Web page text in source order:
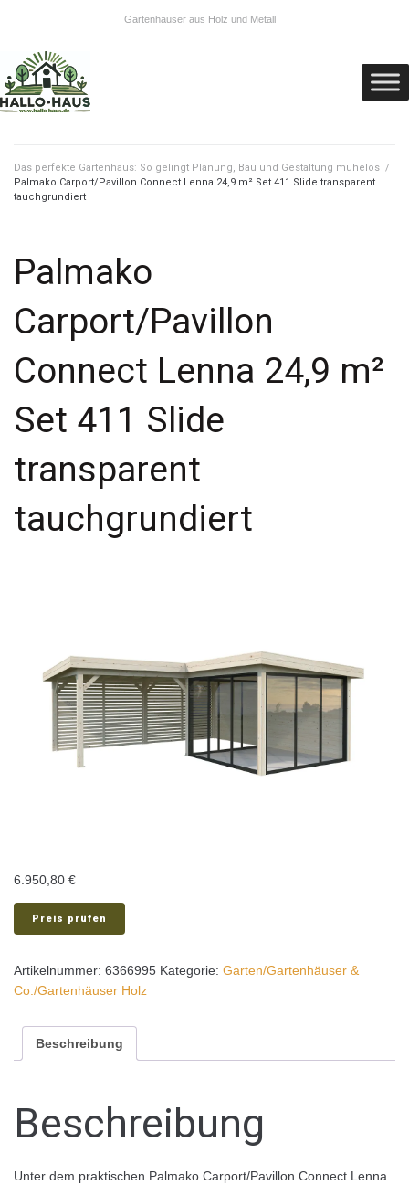
Gartenhäuser aus Holz und Metall
Das perfekte Gartenhaus: So gelingt Planung, Bau und Gestaltung mühelos /
Palmako Carport/Pavillon Connect Lenna 24,9 m² Set 411 Slide transparent
tauchgrundiert
Palmako
Carport/Pavillon
Connect Lenna 24,9 m²
Set 411 Slide
transparent
tauchgrundiert
6.950,80 €
Preis prüfen
Artikelnummer: 6366995 Kategorie: Garten/Gartenhäuser &
Co./Gartenhäuser Holz
Beschreibung
Beschreibung
Unter dem praktischen Palmako Carport/Pavillon Connect Lenna